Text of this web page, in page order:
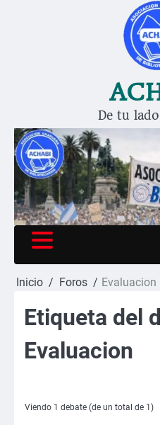
De tu
Inicio Foros Evaluacion
Etiqueta del
Evaluacion
Viendo 1 debate (de un total de 1)